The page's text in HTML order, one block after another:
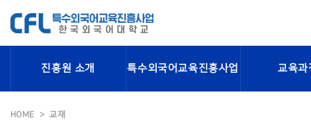
진흥원 소개 특수외국어교육진흥사업 교육과
HOME 교재